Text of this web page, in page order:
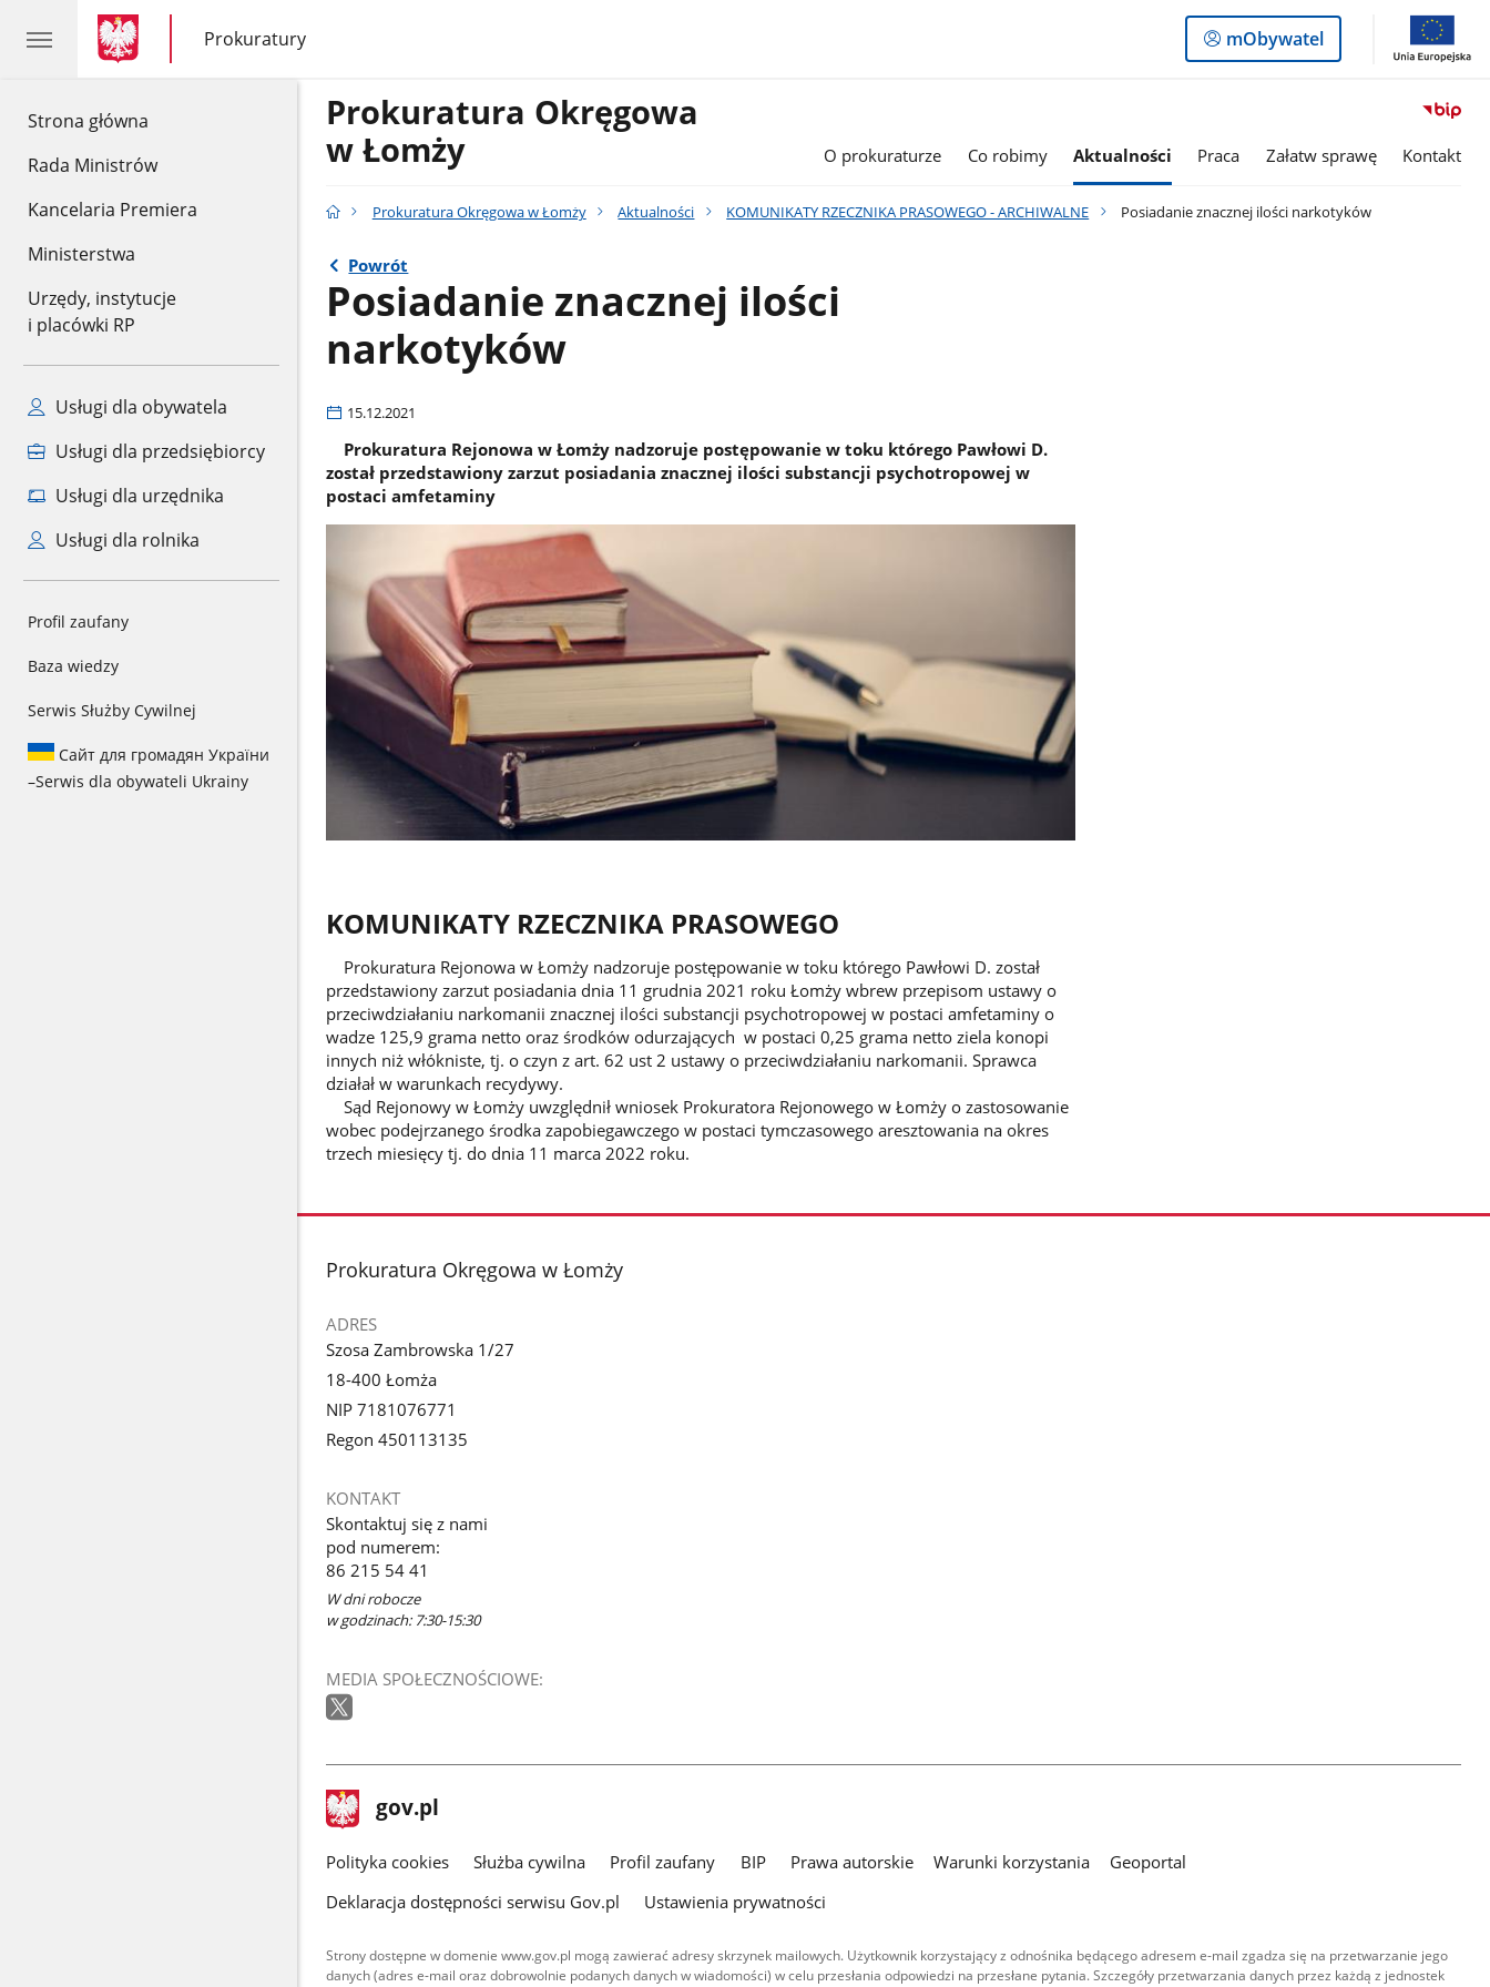
Strona główna
Rada Ministrów
Kancelaria Premiera
Ministerstwa
Urzędy, instytucje
i placówki RP
Usługi dla obywatela
Usługi dla przedsiębiorcy
Usługi dla urzędnika
Usługi dla rolnika
Profil zaufany
Baza wiedzy
Serwis Służby Cywilnej
Сайт для громадян України
–Serwis dla obywateli Ukrainy
gov.pl
gov.pl
Prokuratury
gov.pl
Prokuratury
Logowanie
do
mObywatel
Prokuratura Okręgowa
w Łomży
O prokuraturze Co robimy Aktualności Praca Załatw sprawę Kontakt
Prokuratura Okręgowa w Łomży Aktualności KOMUNIKATY RZECZNIKA PRASOWEGO - ARCHIWALNE Posiadanie znacznej ilości narkotyków
Powrót
Posiadanie znacznej ilości
narkotyków
15.12.2021
Prokuratura Rejonowa w Łomży nadzoruje postępowanie w toku którego Pawłowi D.
został przedstawiony zarzut posiadania znacznej ilości substancji psychotropowej w
postaci amfetaminy
KOMUNIKATY RZECZNIKA PRASOWEGO
Prokuratura Rejonowa w Łomży nadzoruje postępowanie w toku którego Pawłowi D. został
przedstawiony zarzut posiadania dnia 11 grudnia 2021 roku Łomży wbrew przepisom ustawy o
przeciwdziałaniu narkomanii znacznej ilości substancji psychotropowej w postaci amfetaminy o
wadze 125,9 grama netto oraz środków odurzających w postaci 0,25 grama netto ziela konopi
innych niż włókniste, tj. o czyn z art. 62 ust 2 ustawy o przeciwdziałaniu narkomanii. Sprawca
działał w warunkach recydywy.
Sąd Rejonowy w Łomży uwzględnił wniosek Prokuratora Rejonowego w Łomży o zastosowanie
wobec podejrzanego środka zapobiegawczego w postaci tymczasowego aresztowania na okres
trzech miesięcy tj. do dnia 11 marca 2022 roku.
stopka
Prokuratura Okręgowa w Łomży
ADRES
Szosa Zambrowska 1/27
18-400 Łomża
NIP 7181076771
Regon 450113135
KONTAKT
Skontaktuj się z nami
pod numerem:
86 215 54 41
W dni robocze
w godzinach: 7:30-15:30
MEDIA SPOŁECZNOŚCIOWE:
stopka
gov.pl Strona
gov.pl
gov.pl
Polityka cookies Służba cywilna Profil zaufany BIP Prawa autorskie Warunki korzystania
Geoportal
Deklaracja dostępności serwisu Gov.pl
Ustawienia prywatności
Strony dostępne w domenie www.gov.pl mogą zawierać adresy skrzynek mailowych. Użytkownik korzystający z odnośnika będącego adresem e-mail zgadza się na przetwarzanie jego
danych (adres e-mail oraz dobrowolnie podanych danych w wiadomości) w celu przesłania odpowiedzi na przesłane pytania. Szczegóły przetwarzania danych przez każdą z jednostek